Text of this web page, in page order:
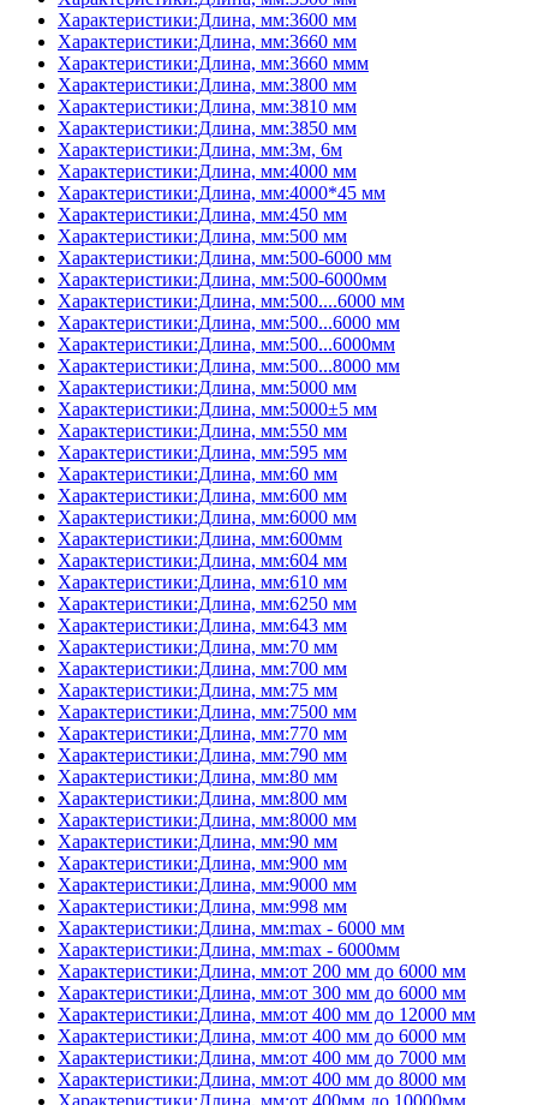
Характеристики:Длина, мм:3600 мм
Характеристики:Длина, мм:3660 мм
Характеристики:Длина, мм:3660 ммм
Характеристики:Длина, мм:3800 мм
Характеристики:Длина, мм:3810 мм
Характеристики:Длина, мм:3850 мм
Характеристики:Длина, мм:3м, 6м
Характеристики:Длина, мм:4000 мм
Характеристики:Длина, мм:4000*45 мм
Характеристики:Длина, мм:450 мм
Характеристики:Длина, мм:500 мм
Характеристики:Длина, мм:500-6000 мм
Характеристики:Длина, мм:500-6000мм
Характеристики:Длина, мм:500....6000 мм
Характеристики:Длина, мм:500...6000 мм
Характеристики:Длина, мм:500...6000мм
Характеристики:Длина, мм:500...8000 мм
Характеристики:Длина, мм:5000 мм
Характеристики:Длина, мм:5000±5 мм
Характеристики:Длина, мм:550 мм
Характеристики:Длина, мм:595 мм
Характеристики:Длина, мм:60 мм
Характеристики:Длина, мм:600 мм
Характеристики:Длина, мм:6000 мм
Характеристики:Длина, мм:600мм
Характеристики:Длина, мм:604 мм
Характеристики:Длина, мм:610 мм
Характеристики:Длина, мм:6250 мм
Характеристики:Длина, мм:643 мм
Характеристики:Длина, мм:70 мм
Характеристики:Длина, мм:700 мм
Характеристики:Длина, мм:75 мм
Характеристики:Длина, мм:7500 мм
Характеристики:Длина, мм:770 мм
Характеристики:Длина, мм:790 мм
Характеристики:Длина, мм:80 мм
Характеристики:Длина, мм:800 мм
Характеристики:Длина, мм:8000 мм
Характеристики:Длина, мм:90 мм
Характеристики:Длина, мм:900 мм
Характеристики:Длина, мм:9000 мм
Характеристики:Длина, мм:998 мм
Характеристики:Длина, мм:max - 6000 мм
Характеристики:Длина, мм:max - 6000мм
Характеристики:Длина, мм:от 200 мм до 6000 мм
Характеристики:Длина, мм:от 300 мм до 6000 мм
Характеристики:Длина, мм:от 400 мм до 12000 мм
Характеристики:Длина, мм:от 400 мм до 6000 мм
Характеристики:Длина, мм:от 400 мм до 7000 мм
Характеристики:Длина, мм:от 400 мм до 8000 мм
Характеристики:Длина, мм:от 400мм до 10000мм